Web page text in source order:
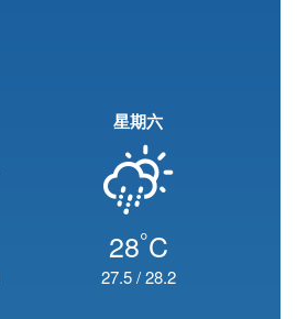
星期六
28°C
27.5/28.2